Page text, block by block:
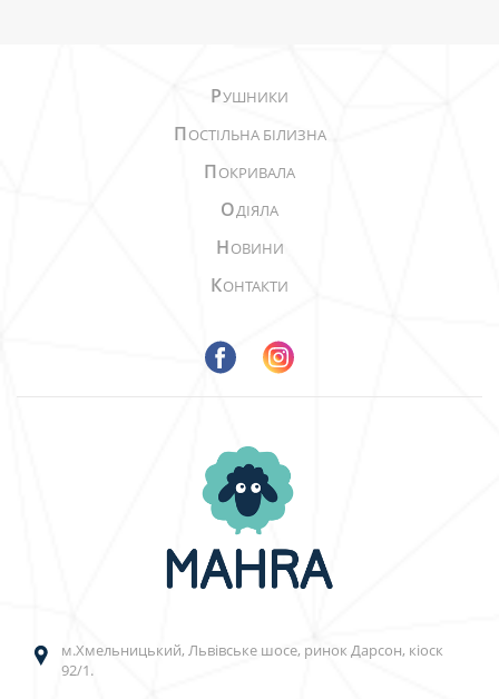
РУШНИКИ
ПОСТІЛЬНА БІЛИЗНА
ПОКРИВАЛА
ОДІЯЛА
НОВИНИ
КОНТАКТИ
м.Хмельницький, Львівське шосе, ринок Дарсон, кіоск
92/1.